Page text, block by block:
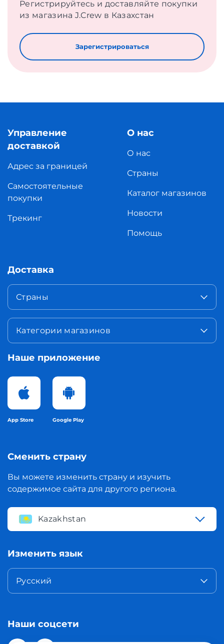
Регистрируйтесь и доставляйте покупки
из магазина J.Crew в Казахстан
Зарегистрироваться
Управление
доставкой
Адрес за границей
Самостоятельные
покупки
Трекинг
О нас
О нас
Страны
Каталог магазинов
Новости
Помощь
Доставка
Страны
Категории магазинов
Наше приложение
App Store Google Play
Сменить страну
Вы можете изменить страну и изучить
содержимое сайта для другого региона.
Kazakhstan
Изменить язык
Русский
Наши соцсети